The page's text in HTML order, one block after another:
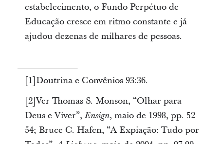
estabelecimento, o Fundo Perpétuo de
Educação cresce em ritmo constante e já
ajudou dezenas de milhares de pessoas.
[1]Doutrina e Convênios 93:36.
[2]Ver Thomas S. Monson, “Olhar para
Deus e Viver”,Ensign, maio de 1998, pp. 52-
54; Bruce C. Hafen, “A Expiação: Tudo por